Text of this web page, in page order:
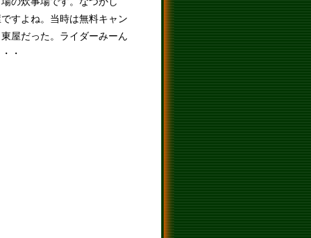
すよね。当時は無料キャン
屋だった。ライダーみーん
・